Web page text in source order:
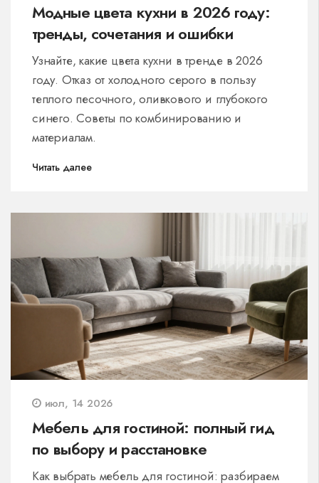
Модные цвета кухни в 2026 году:
тренды, сочетания и ошибки
Узнайте, какие цвета кухни в тренде в 2026
году. Отказ от холодного серого в пользу
теплого песочного, оливкового и глубокого
синего. Советы по комбинированию и
материалам.
Читать далее
июл, 14 2026
Мебель для гостиной: полный гид
по выбору и расстановке
Как выбрать мебель для гостиной: разбираем